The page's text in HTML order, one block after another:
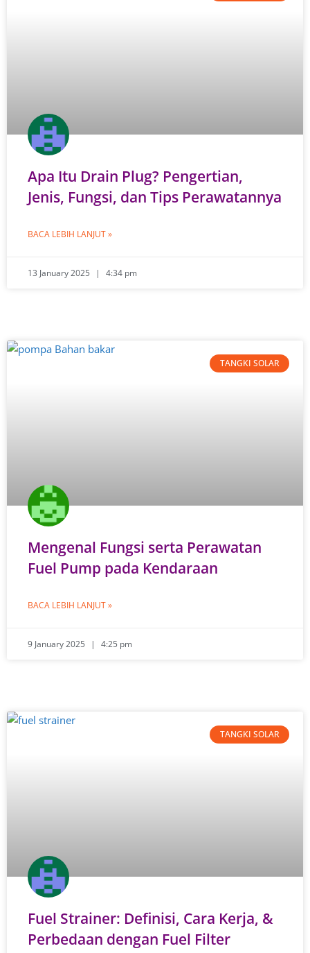
Apa Itu Drain Plug? Pengertian,
Jenis, Fungsi, dan Tips Perawatannya
BACA LEBIH LANJUT »
13 January 2025 4:34 pm
TANGKI SOLAR
Mengenal Fungsi serta Perawatan
Fuel Pump pada Kendaraan
BACA LEBIH LANJUT »
9 January 2025 4:25 pm
TANGKI SOLAR
Fuel Strainer: Definisi, Cara Kerja, &
Perbedaan dengan Fuel Filter